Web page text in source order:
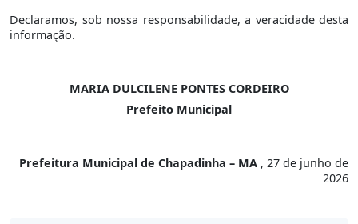
Declaramos, sob nossa responsabilidade, a veracidade desta
informação.
MARIA DULCILENE PONTES CORDEIRO
Prefeito Municipal
Prefeitura Municipal de Chapadinha – MA , 27 de junho de
2026